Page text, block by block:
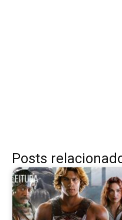
Posts